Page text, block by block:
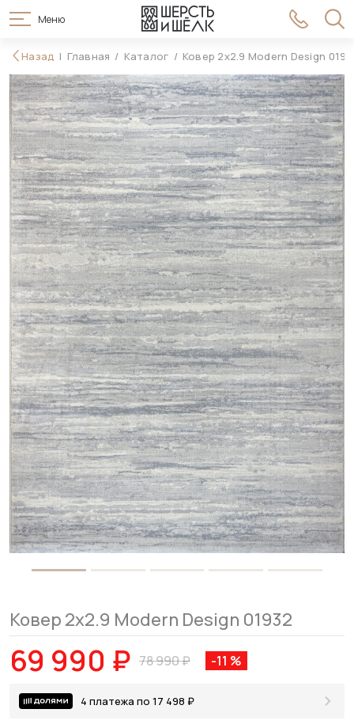
Меню
69 990 ₽ 78 990 ₽ В корзину
Назад Главная Каталог Ковер 2x2.9 Modern Design
Ковер 2x2.9 Modern Design 01932
69 990 ₽ 78 990 ₽ -11 %
4 платежа по 17 498 ₽